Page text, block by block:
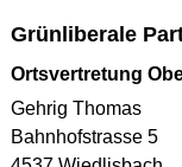
Grünliberale
Ortsvertretung
Gehrig Thomas
Bahnhofstrasse 5